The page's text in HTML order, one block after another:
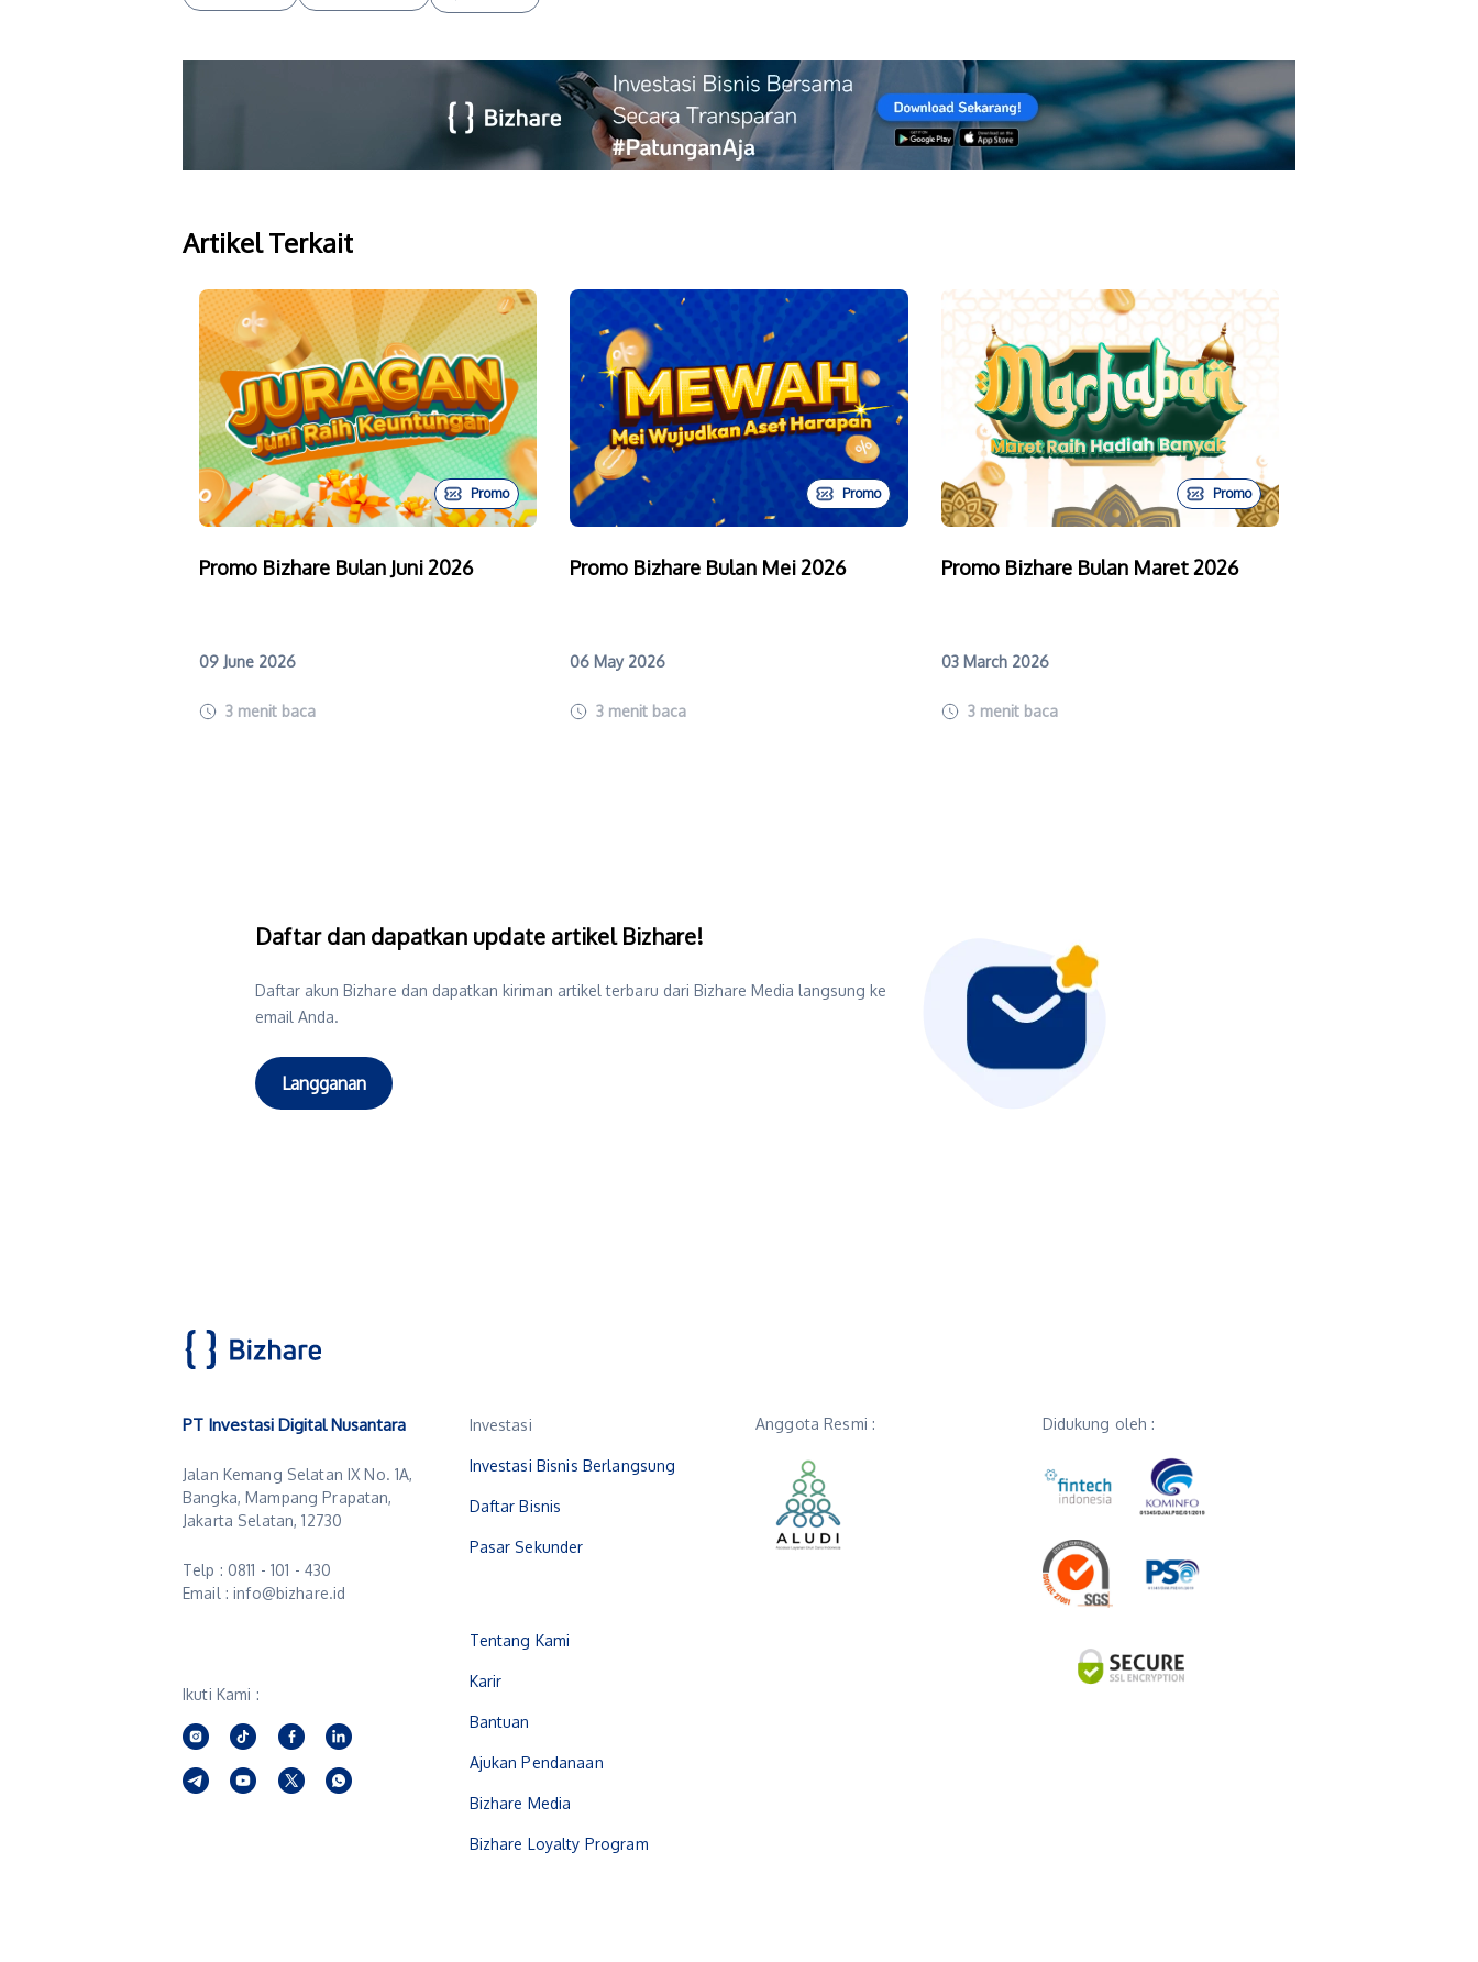
Artikel Terkait
Promo
Promo Bizhare Bulan Juni 2026
09 June 2026
3 menit baca
Promo
Promo Bizhare Bulan Mei 2026
06 May 2026
3 menit baca
Promo
Promo Bizhare Bulan Maret 2026
03 March 2026
3 menit baca
Daftar dan dapatkan update artikel Bizhare!
Daftar akun Bizhare dan dapatkan kiriman artikel terbaru dari Bizhare Media langsung ke
email Anda.
Langganan
PT Investasi Digital Nusantara
Jalan Kemang Selatan IX No. 1A,
Bangka, Mampang Prapatan,
Jakarta Selatan, 12730
Telp : 0811 - 101 - 430
Email : info@bizhare.id
Ikuti Kami :
Investasi
Investasi Bisnis Berlangsung
Daftar Bisnis
Pasar Sekunder
Tentang Kami
Karir
Bantuan
Ajukan Pendanaan
Bizhare Media
Bizhare Loyalty Program
Anggota Resmi : Didukung oleh :